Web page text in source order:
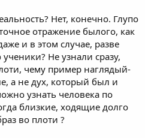
Нет, конечно. Глупо
отражение былого, как
и в этом случае, разве
Не узнали сразу,
чему пример наглядый-
а не дух, который был и
узнать человека по
близкие, ходящие долго
во плоти ?